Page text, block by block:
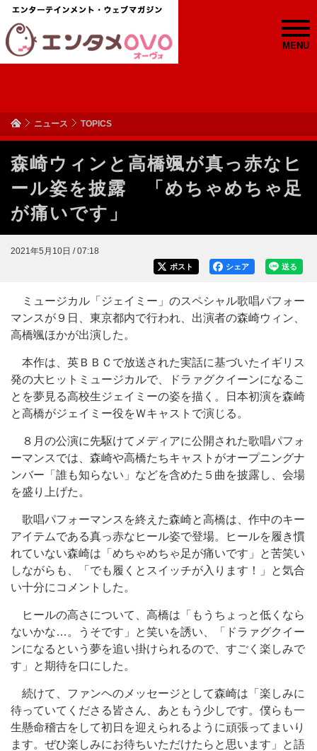
MENU
ニュース TOPICS
森崎ウィンと高橋颯が真っ赤なヒ
ール姿を披露 「めちゃめちゃ足
が痛いです」
2021年5月10日 / 07:18
送る
シェア
ポスト
ミュージカル「ジェイミー」のスペシャル歌唱パフォー
マンスが９日、東京都内で行われ、出演者の森崎ウィン、
高橋颯ほかが出演した。
本作は、英ＢＢＣで放送された実話に基づいたイギリス
発の大ヒットミュージカルで、ドラァグクイーンになるこ
とを夢見る高校生ジェイミーの姿を描く。日本初演を森崎
と高橋がジェイミー役をＷキャストで演じる。
８月の公演に先駆けてメディアに公開された歌唱パフォ
ーマンスでは、森崎や高橋たちキャストがオープニングナ
ンバー「誰も知らない」などを含めた５曲を披露し、会場
を盛り上げた。
歌唱パフォーマンスを終えた森崎と高橋は、作中のキー
アイテムである真っ赤なヒール姿で登場。ヒールを履き慣
れていない森崎は「めちゃめちゃ足が痛いです」と苦笑い
しながらも、「でも履くとスイッチが入ります！」と気合
い十分にコメントした。
ヒールの高さについて、高橋は「もうちょっと低くなら
ないかな…。うそです」と笑いを誘い、「ドラァグクイー
ンになるという夢を追い掛けられるので、すごく楽しみで
す」と期待を口にした。
続けて、ファンヘのメッセージとして森崎は「楽しみに
待っていてくださる皆さん、あともう少しです。僕らも一
生懸命稽古をして初日を迎えられるように頑張ってまいり
ます。ぜひ楽しみにお待ちいただけたらと思います」と語